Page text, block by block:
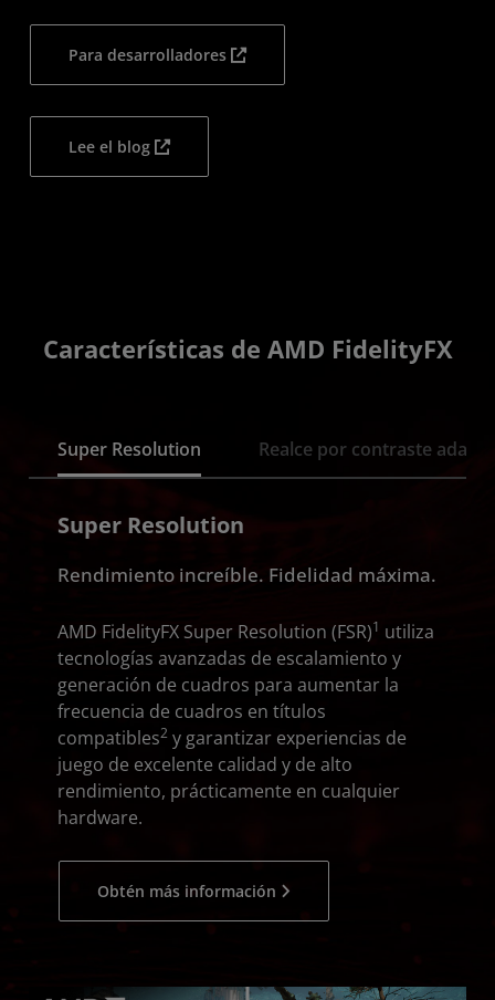
Para desarrolladores
Lee el blog
Características de AMD FidelityFX
Super Resolution Realce por contraste
Super Resolution
Rendimiento increíble. Fidelidad máxima.
AMD FidelityFX Super Resolution (FSR)1 utiliza
tecnologías avanzadas de escalamiento y
generación de cuadros para aumentar la
frecuencia de cuadros en títulos
compatibles2 y garantizar experiencias de
juego de excelente calidad y de alto
rendimiento, prácticamente en cualquier
hardware.
Obtén más información